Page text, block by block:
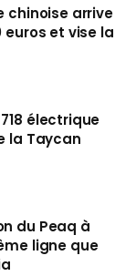
chinoise arrive
euros et vise la
électrique
la Taycan
du Peaq à
ligne que